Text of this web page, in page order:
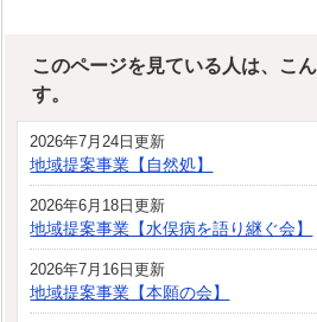
このページを見ている人は、こ
す。
2026年7月24日更新
地域提案事業【自然処】
2026年6月18日更新
地域提案事業【水俣病を語り継ぐ会】
2026年7月16日更新
地域提案事業【本願の会】